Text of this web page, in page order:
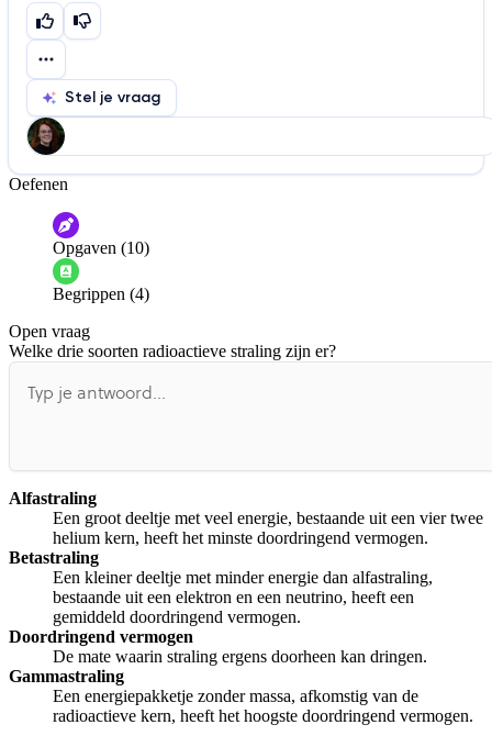
Stel je vraag
Help ons de video te verbeteren
De audio is slecht
Informatie is onjuist
De docent is te langdradig
De uitleg gaat te langzaam
Oefenen
Opgaven (10)
Begrippen (4)
Open vraag
Welke drie soorten radioactieve straling zijn er?
Alfastraling
Een groot deeltje met veel energie, bestaande uit een vier twee
helium kern, heeft het minste doordringend vermogen.
Betastraling
Een kleiner deeltje met minder energie dan alfastraling,
bestaande uit een elektron en een neutrino, heeft een
gemiddeld doordringend vermogen.
Doordringend vermogen
De mate waarin straling ergens doorheen kan dringen.
Gammastraling
Een energiepakketje zonder massa, afkomstig van de
radioactieve kern, heeft het hoogste doordringend vermogen.